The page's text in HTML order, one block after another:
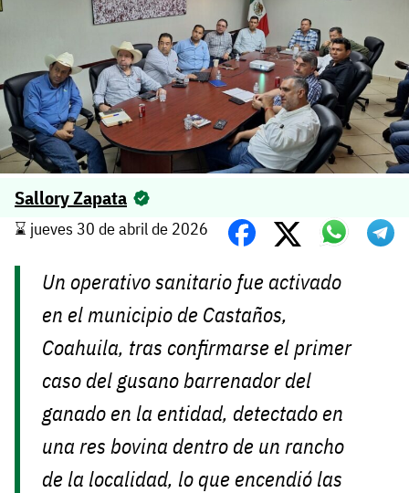
Sallory Zapata
⌛️ jueves 30 de abril de 2026
Un operativo sanitario fue activado
en el municipio de Castaños,
Coahuila, tras confirmarse el primer
caso del gusano barrenador del
ganado en la entidad, detectado en
una res bovina dentro de un rancho
de la localidad, lo que encendió las